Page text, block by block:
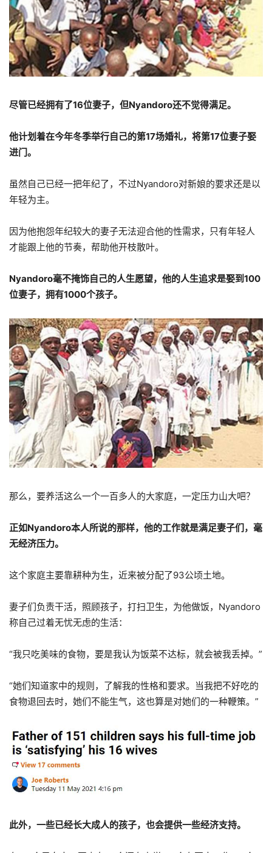
尽管已经拥有了16位妻子，但Nyandoro还不觉得满足。
他计划着在今年冬季举行自己的第17场婚礼，将第17位妻子娶
进门。
虽然自己已经一把年纪了，不过Nyandoro对新娘的要求还是以
年轻为主。
因为他抱怨年纪较大的妻子无法迎合他的性需求，只有年轻人
才能跟上他的节奏，帮助他开枝散叶。
Nyandoro毫不掩饰自己的人生愿望，他的人生追求是娶到100
位妻子，拥有1000个孩子。
那么，要养活这么一个一百多人的大家庭，一定压力山大吧？
正如Nyandoro本人所说的那样，他的工作就是满足妻子们，毫
无经济压力。
这个家庭主要靠耕种为生，近来被分配了93公顷土地。
妻子们负责干活，照顾孩子，打扫卫生，为他做饭，Nyandoro
称自己过着无忧无虑的生活：
“我只吃美味的食物，要是我认为饭菜不达标，就会被我丢掉。”
“她们知道家中的规则，了解我的性格和要求。当我把不好吃的
食物退回去时，她们不能生气，这也算是对她们的一种鞭策。”
此外，一些已经长大成人的孩子，也会提供一些经济支持。